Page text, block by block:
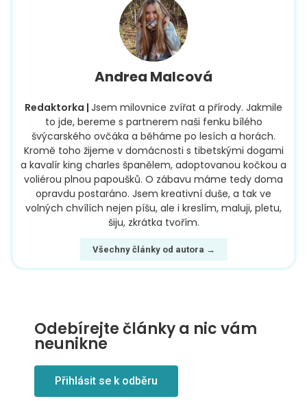
Andrea Malcová
Redaktorka | Jsem milovnice zvířat a přírody. Jakmile
to jde, bereme s partnerem naši fenku bílého
švýcarského ovčáka a běháme po lesích a horách.
Kromě toho žijeme v domácnosti s tibetskými dogami
a kavalír king charles španělem, adoptovanou kočkou a
voliérou plnou papoušků. O zábavu máme tedy doma
opravdu postaráno. Jsem kreativní duše, a tak ve
volných chvílích nejen píšu, ale i kreslím, maluji, pletu,
šiju, zkrátka tvořím.
Všechny články od autora →
Odebírejte články a nic vám
neunikne
Přihlásit se k odběru